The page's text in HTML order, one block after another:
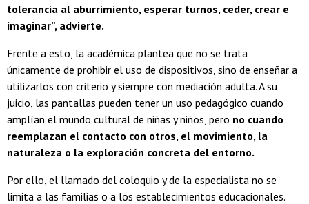
tolerancia al aburrimiento, esperar turnos, ceder, crear e
imaginar”, advierte.
Frente a esto, la académica plantea que no se trata
únicamente de prohibir el uso de dispositivos, sino de enseñar a
utilizarlos con criterio y siempre con mediación adulta. A su
juicio, las pantallas pueden tener un uso pedagógico cuando
amplían el mundo cultural de niñas y niños, pero no cuando
reemplazan el contacto con otros, el movimiento, la
naturaleza o la exploración concreta del entorno.
Por ello, el llamado del coloquio y de la especialista no se
limita a las familias o a los establecimientos educacionales.